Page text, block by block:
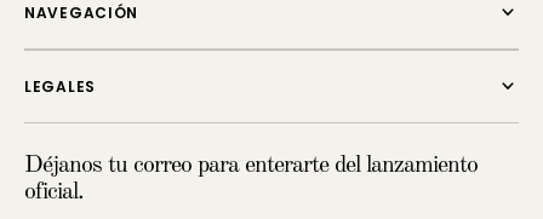
NAVEGACIÓN
LEGALES
Déjanos tu correo para enterarte del lanzamiento
oficial.